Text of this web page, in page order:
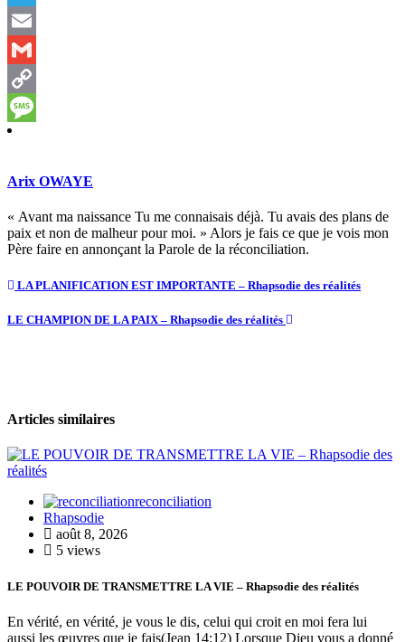
Telegram
Email
Gmail
Copy
Link
Message
Arix OWAYE
« Avant ma naissance Tu me connaisais déjà. Tu avais des plans de
paix et non de malheur pour moi. » Alors je fais ce que je vois mon
Père faire en annonçant la Parole de la réconciliation.
LA PLANIFICATION EST IMPORTANTE – Rhapsodie des réalités
LE CHAMPION DE LA PAIX – Rhapsodie des réalités
Articles similaires
reconciliation
Rhapsodie
août 8, 2026
5 views
LE POUVOIR DE TRANSMETTRE LA VIE – Rhapsodie des réalités
En vérité, en vérité, je vous le dis, celui qui croit en moi fera lui
aussi les œuvres que je fais(Jean 14:12) Lorsque Dieu vous a donné